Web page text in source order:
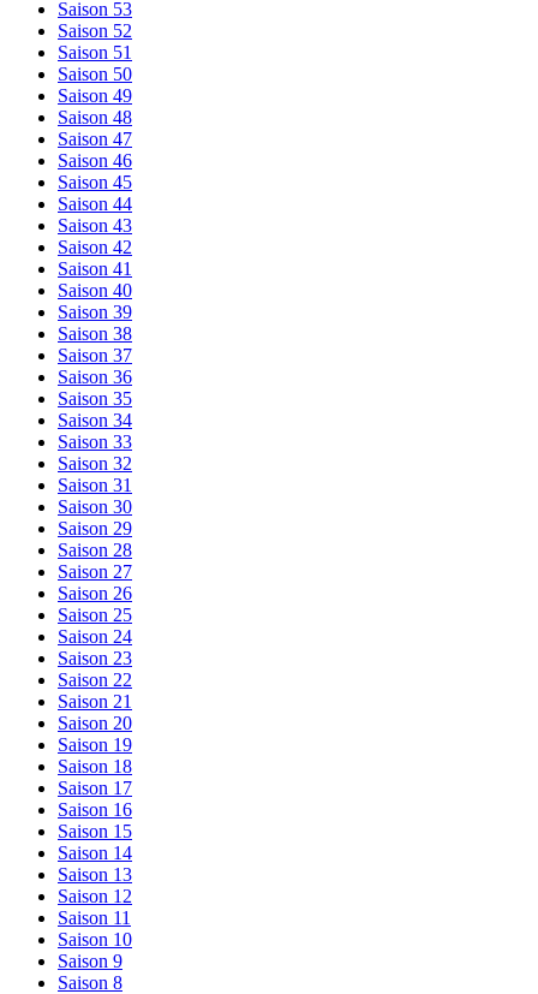
Saison 53
Saison 52
Saison 51
Saison 50
Saison 49
Saison 48
Saison 47
Saison 46
Saison 45
Saison 44
Saison 43
Saison 42
Saison 41
Saison 40
Saison 39
Saison 38
Saison 37
Saison 36
Saison 35
Saison 34
Saison 33
Saison 32
Saison 31
Saison 30
Saison 29
Saison 28
Saison 27
Saison 26
Saison 25
Saison 24
Saison 23
Saison 22
Saison 21
Saison 20
Saison 19
Saison 18
Saison 17
Saison 16
Saison 15
Saison 14
Saison 13
Saison 12
Saison 11
Saison 10
Saison 9
Saison 8